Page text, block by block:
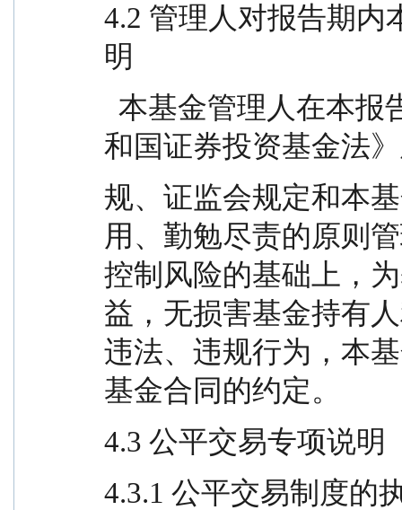
4.2 管理人对报告期内
明
和国证券投资基金法
规、证监会规定和本
用、勤勉尽责的原则
控制风险的基础上，
益，无损害基金持有
违法、违规行为，本
基金合同的约定。
4.3 公平交易专项说明
4.3.1 公平交易制度的